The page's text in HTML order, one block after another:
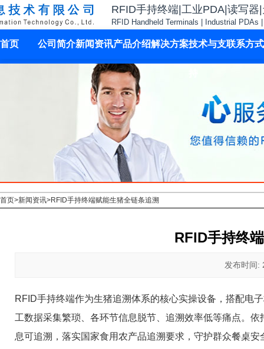
RFID手持终端|工业PDA|读写器
RFID Handheld Terminals | Industrial PDAs
首页 公司简介新闻资讯产品介绍解决方案技术与支联系方式
首页>新闻资讯>RFID手持终端赋能生猪全链条追溯
RFID手持终
发布时间:
RFID手持终端作为生猪追溯体系的核心实操设备，搭配电
工数据采集繁琐、各环节信息脱节、追溯效率低等痛点。
息可追溯，落实国家食用农产品追溯要求，守护群众餐桌